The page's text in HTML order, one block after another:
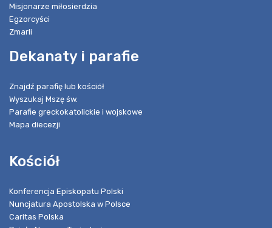
Misjonarze miłosierdzia
Egzorcyści
Zmarli
Dekanaty i parafie
Znajdź parafię lub kościół
Wyszukaj Mszę św.
Parafie greckokatolickie i wojskowe
Mapa diecezji
Kościół
Konferencja Episkopatu Polski
Nuncjatura Apostolska w Polsce
Caritas Polska